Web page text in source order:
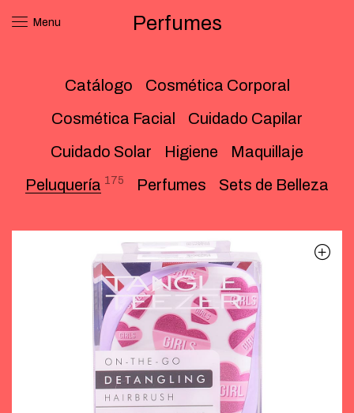
Menu Perfumes
Catálogo
Cosmética Corporal
Cosmética Facial
Cuidado Capilar
Cuidado Solar
Higiene
Maquillaje
Peluquería 175 Perfumes Sets de Belleza